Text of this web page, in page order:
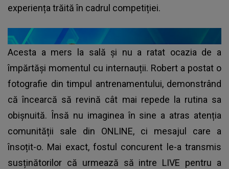
experiența trăită în cadrul competiției.
Acesta a mers la sală și nu a ratat ocazia de a
împărtăși momentul cu internauții. Robert a postat o
fotografie din timpul antrenamentului, demonstrând
că încearcă să revină cât mai repede la rutina sa
obișnuită. Însă nu imaginea în sine a atras atenția
comunității sale din ONLINE, ci mesajul care a
însoțit-o. Mai exact, fostul concurent le-a transmis
susținătorilor că urmează să intre LIVE pentru a